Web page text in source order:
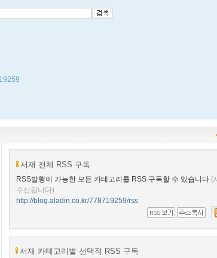
서재 전체 RSS 구독
RSS발행이 가능한 모든 카테고리를 RSS 구독할 수 있습니다 (
수신됩니다)
http://blog.aladin.co.kr/778719259/rss
서재 카테고리별 선택적 RSS 구독